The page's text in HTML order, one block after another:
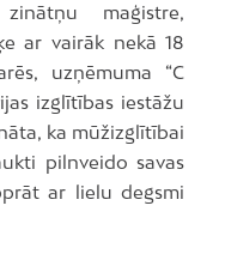
maģistre,
ar vairāk nekā 18
uzņēmuma “C
izglītības iestāžu
ka mūžizglītībai
pilnveido savas
ar lielu degsmi